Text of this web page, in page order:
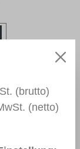
(brutto)
(netto)